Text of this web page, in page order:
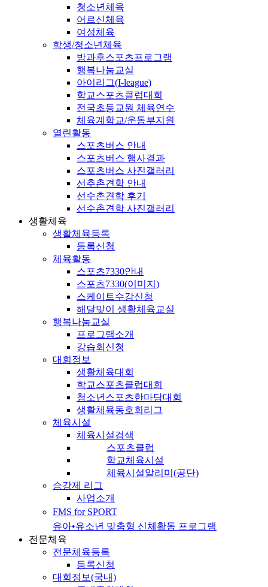
청소년체육
어르신체육
여성체육
학생/청소년체육
방과후스포츠프로그램
행복나눔교실
아이리그(I-league)
학교스포츠클럽대회
전국초등교원 체육연수
체육계학교/운동부지원
열린활동
스포츠버스 안내
스포츠버스 행사결과
스포츠버스 사진갤러리
선추촌견학 안내
선수촌견학 후기
선수촌견학 사진갤러리
생활체육
생활체육등록
등록신청
체육활동
스포츠7330안내
스포츠7330(이미지)
스케이트수강신청
해달맞이 생활체육교실
행복나눔교실
프로그램소개
강습회신청
대회정보
생활체육대회
학교스포츠클럽대회
청소년스포츠한마당대회
생활체육동호회리그
체육시설
체육시설검색
스포츠클럽
학교체육시설
체육시설알리미(공단)
승강제 리그
사업소개
FMS for SPORT
유아•유소년 맞춤형 신체활동 프로그램
전문체육
전문체육등록
등록신청
대회정보(국내)